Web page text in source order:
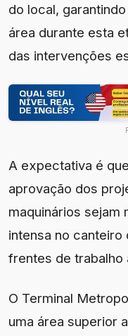
do local,
área durante esta
das intervenções
A expectativa é
aprovação dos
maquinários sejam
intensa no
frentes de trabalho
O Terminal
uma área superior